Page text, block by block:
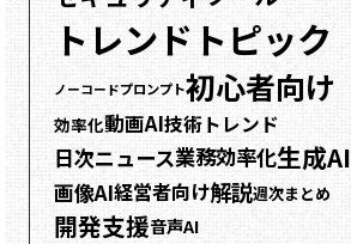
トレンドトピック
ノーコードプロンプト初心者向け
効率化動画AI技術トレンド
日次ニュース業務効率化生成AI
画像AI経営者向け解説週次まとめ
開発支援音声AI